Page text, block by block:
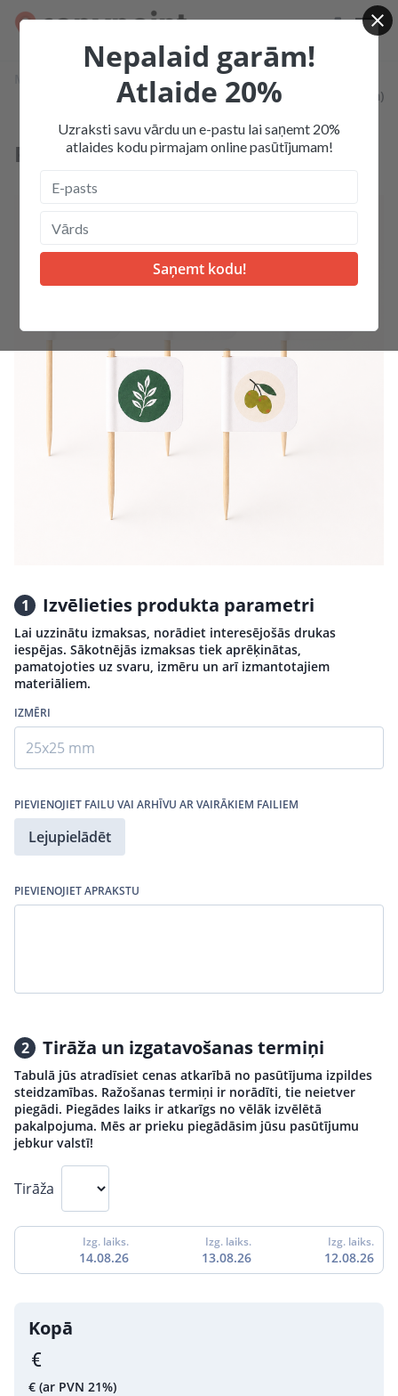
Produkcija
Karogi un karodziņi
Papīra karodziņi Mini
Papīra karodziņi Mini (25x25 mm)
Papīra karodziņi Mini (25x25 mm)
1 Izvēlieties produkta parametri
Lai uzzinātu izmaksas, norādiet interesējošās drukas
iespējas. Sākotnējās izmaksas tiek aprēķinātas,
pamatojoties uz svaru, izmēru un arī izmantotajiem
materiāliem.
IZMĒRI
25x25 mm
PIEVIENOJIET FAILU VAI ARHĪVU AR VAIRĀKIEM FAILIEM
Lejupielādēt
PIEVIENOJIET APRAKSTU
2 Tirāža un izgatavošanas termiņi
Tabulā jūs atradīsiet cenas atkarībā no pasūtījuma izpildes
steidzamības. Ražošanas termiņi ir norādīti, tie neietver
piegādi. Piegādes laiks ir atkarīgs no vēlāk izvēlētā
pakalpojuma. Mēs ar prieku piegādāsim jūsu pasūtījumu
jebkur valstī!
Tirāža
Izg. laiks.
14.08.26
Izg. laiks.
13.08.26
Izg. laiks.
12.08.26
Kopā
€ (ar PVN 21%)
Nepalaid garām!
Atlaide 20%
Uzraksti savu vārdu un e-pastu lai saņemt 20%
atlaides kodu pirmajam online pasūtījumam!